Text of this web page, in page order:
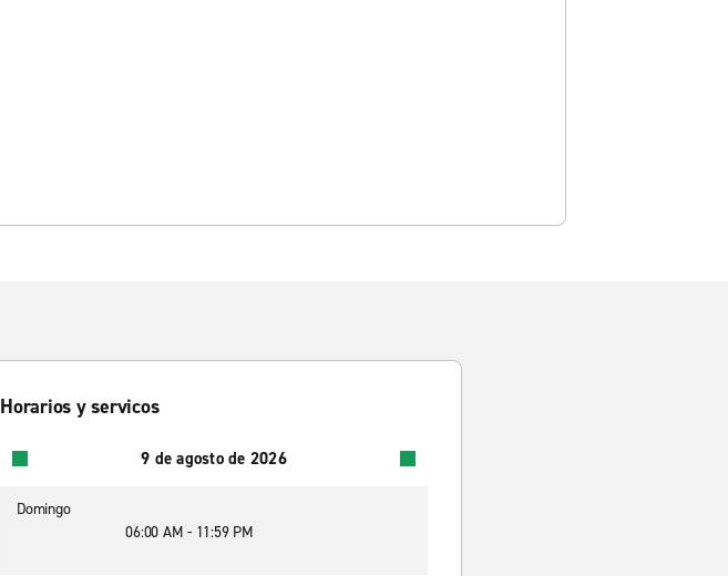
Horarios y servicos
9 de agosto de 2026
Domingo
06:00 AM - 11:59 PM